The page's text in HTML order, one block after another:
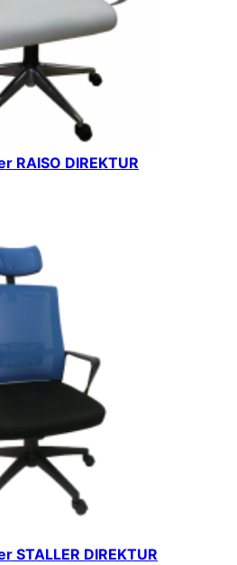
RAISO DIREKTUR
STALLER DIREKTUR